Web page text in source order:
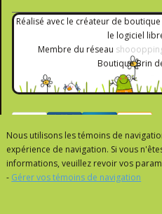
Réalisé avec le créateur de
le logiciel
Membre du réseau
Boutique Brin
Nous utilisons les témoins de
expérience de navigation. Si vous
informations, veuillez revoir vos
- Gérer vos témoins de navigation